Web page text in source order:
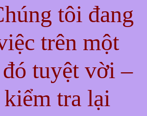
tôi đang
trên một
tuyệt vời –
tra lại